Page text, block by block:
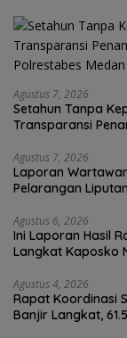
Agustus 7, 2026
Setahun Tanpa
Transparansi
Agustus 7, 2026
Laporan
Pelarangan
Agustus 6, 2026
Ini Laporan Hasil
Langkat Kaposko
Agustus 4, 2026
Rapat Koordinasi
Banjir Langkat,